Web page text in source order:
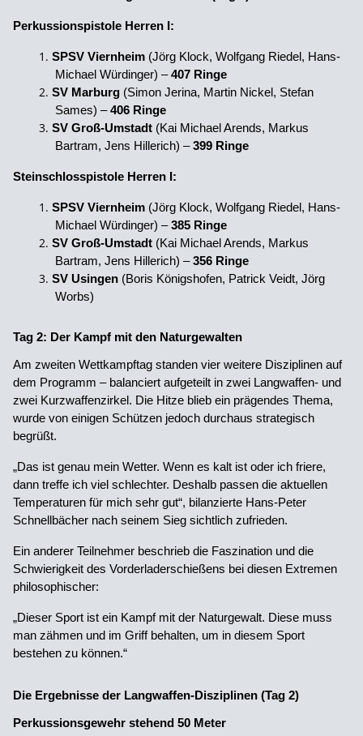
Perkussionspistole Herren I:
SPSV Viernheim (Jörg Klock, Wolfgang Riedel, Hans-
Michael Würdinger) –407 Ringe
SV Marburg (Simon Jerina, Martin Nickel, Stefan
Sames) –406 Ringe
SV Groß-Umstadt (Kai Michael Arends, Markus
Bartram, Jens Hillerich) –399 Ringe
Steinschlosspistole Herren I:
SPSV Viernheim (Jörg Klock, Wolfgang Riedel, Hans-
Michael Würdinger) –385 Ringe
SV Groß-Umstadt (Kai Michael Arends, Markus
Bartram, Jens Hillerich) –356 Ringe
SV Usingen (Boris Königshofen, Patrick Veidt, Jörg
Worbs)
Tag 2: Der Kampf mit den Naturgewalten
Am zweiten Wettkampftag standen vier weitere Disziplinen auf
dem Programm – balanciert aufgeteilt in zwei Langwaffen- und
zwei Kurzwaffenzirkel. Die Hitze blieb ein prägendes Thema,
wurde von einigen Schützen jedoch durchaus strategisch
begrüßt.
„Das ist genau mein Wetter. Wenn es kalt ist oder ich friere,
dann treffe ich viel schlechter. Deshalb passen die aktuellen
Temperaturen für mich sehr gut“, bilanzierte Hans-Peter
Schnellbächer nach seinem Sieg sichtlich zufrieden.
Ein anderer Teilnehmer beschrieb die Faszination und die
Schwierigkeit des Vorderladerschießens bei diesen Extremen
philosophischer:
„Dieser Sport ist ein Kampf mit der Naturgewalt. Diese muss
man zähmen und im Griff behalten, um in diesem Sport
bestehen zu können.“
Die Ergebnisse der Langwaffen-Disziplinen (Tag 2)
Perkussionsgewehr stehend 50 Meter